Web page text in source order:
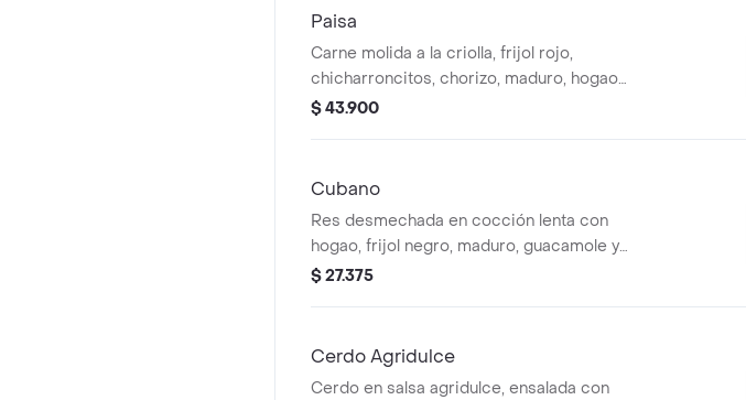
Paisa
Carne molida a la criolla, frijol rojo,
chicharroncitos, chorizo, maduro, hogao y
arroz blanco. *La bebida tiene un costo
$ 43.900
Cubano
Res desmechada en cocción lenta con
hogao, frijol negro, maduro, guacamole y
arroz blanco. *La bebida tiene un costo
$ 27.375
Cerdo Agridulce
Cerdo en salsa agridulce, ensalada con